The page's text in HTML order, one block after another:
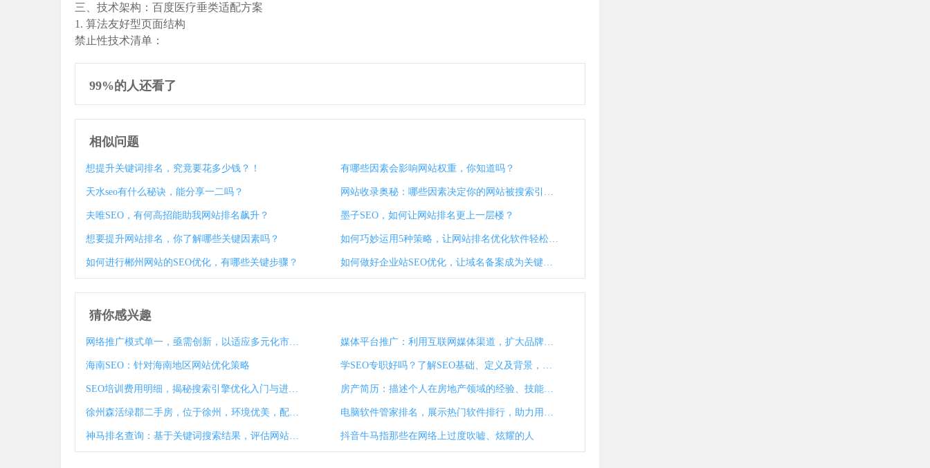
三、技术架构：百度医疗垂类适配方案
1. 算法友好型页面结构
禁止性技术清单‌：
99%的人还看了
相似问题
想提升关键词排名，究竟要花多少钱？！ 有哪些因素会影响网站权重，你知道吗？
天水seo有什么秘诀，能分享一二吗？ 网站收录奥秘：哪些因素决定你的网站被搜索引擎青睐？
夫唯SEO，有何高招能助我网站排名飙升？ 墨子SEO，如何让网站排名更上一层楼？
想要提升网站排名，你了解哪些关键因素吗？ 如何巧妙运用5种策略，让网站排名优化软件轻松提升流量？
如何进行郴州网站的SEO优化，有哪些关键步骤？ 如何做好企业站SEO优化，让域名备案成为关键策略？
猜你感兴趣
网络推广模式单一，亟需创新，以适应多元化市场需求 媒体平台推广：利用互联网媒体渠道，扩大品牌影响力，提升产品知名度
海南SEO：针对海南地区网站优化策略 学SEO专职好吗？了解SEO基础、定义及背景，助你职业发展
SEO培训费用明细，揭秘搜索引擎优化入门与进阶成本 房产简历：描述个人在房地产领域的经验、技能和成就
徐州森活绿郡二手房，位于徐州，环境优美，配套设施齐全 电脑软件管家排名，展示热门软件排行，助力用户选择优质应用
神马排名查询：基于关键词搜索结果，评估网站或内容在搜索引擎中的排名情况 抖音牛马指那些在网络上过度吹嘘、炫耀的人